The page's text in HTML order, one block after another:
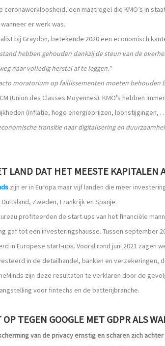
een maatregel die KMO’s in
er werk was.
bij Graydon, betekende 2020 een economisch
hebben gehouden dankzij de steun van de
naar volledig herstel af te leggen.”
moratorium op faillissementen moeten behouden
(Union des Classes Moyennes). KMO’s hebben
(inflatie, hoge energieprijzen, loonstijgingen,
transitie naar digitalisering en
LAND DAT HET MEESTE KAPITALEN
zijn er in Europa maar vijf landen die meer
Zweden, Frankrijk en Spanje.
profiteerden de start-ups van het financiële
gaf tot een investeringshausse. Tussen september
in Europese start-ups. Vooral rond juni 2021 zagen
in de detailhandel, banken en verzekeringen,
zijn deze resultaten te verklaren door de
voor fintechs en de batterijbranche.
TEGEN GOOGLE MET GDPR ALS
van de privacy ernstig en scharen zich achter